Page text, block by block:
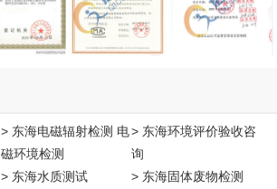
> 东海电磁辐射检测 电
磁环境检测
> 东海环境评价验收咨
询
> 东海水质测试
> 东海固体废物检测